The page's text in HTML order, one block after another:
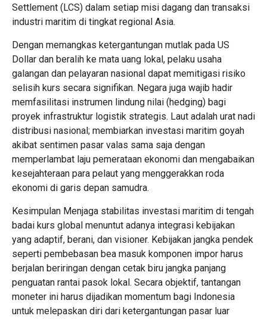
Settlement (LCS) dalam setiap misi dagang dan transaksi
industri maritim di tingkat regional Asia.
Dengan memangkas ketergantungan mutlak pada US
Dollar dan beralih ke mata uang lokal, pelaku usaha
galangan dan pelayaran nasional dapat memitigasi risiko
selisih kurs secara signifikan. Negara juga wajib hadir
memfasilitasi instrumen lindung nilai (hedging) bagi
proyek infrastruktur logistik strategis. Laut adalah urat nadi
distribusi nasional; membiarkan investasi maritim goyah
akibat sentimen pasar valas sama saja dengan
memperlambat laju pemerataan ekonomi dan mengabaikan
kesejahteraan para pelaut yang menggerakkan roda
ekonomi di garis depan samudra.
Kesimpulan Menjaga stabilitas investasi maritim di tengah
badai kurs global menuntut adanya integrasi kebijakan
yang adaptif, berani, dan visioner. Kebijakan jangka pendek
seperti pembebasan bea masuk komponen impor harus
berjalan beriringan dengan cetak biru jangka panjang
penguatan rantai pasok lokal. Secara objektif, tantangan
moneter ini harus dijadikan momentum bagi Indonesia
untuk melepaskan diri dari ketergantungan pasar luar